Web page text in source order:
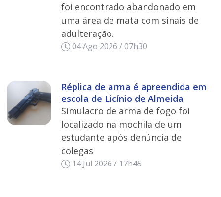
foi encontrado abandonado em
uma área de mata com sinais de
adulteração.
04 Ago 2026 / 07h30
Réplica de arma é apreendida em
escola de Licínio de Almeida
Simulacro de arma de fogo foi
localizado na mochila de um
estudante após denúncia de
colegas
14 Jul 2026 / 17h45